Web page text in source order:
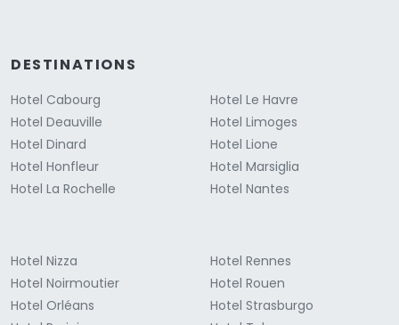
DESTINATIONS
Hotel Cabourg
Hotel Deauville
Hotel Dinard
Hotel Honfleur
Hotel La Rochelle
Hotel Le Havre
Hotel Limoges
Hotel Lione
Hotel Marsiglia
Hotel Nantes
Hotel Nizza
Hotel Noirmoutier
Hotel Orléans
Hotel Rennes
Hotel Rouen
Hotel Strasburgo